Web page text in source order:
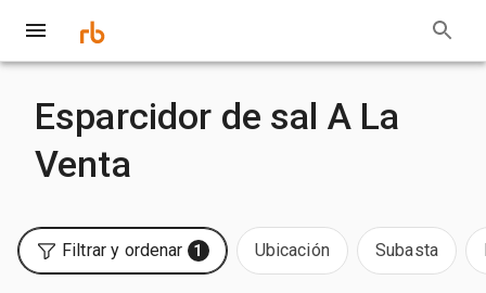
Esparcidor de sal A La
Venta
Filtrar y ordenar 1 Ubicación Subasta